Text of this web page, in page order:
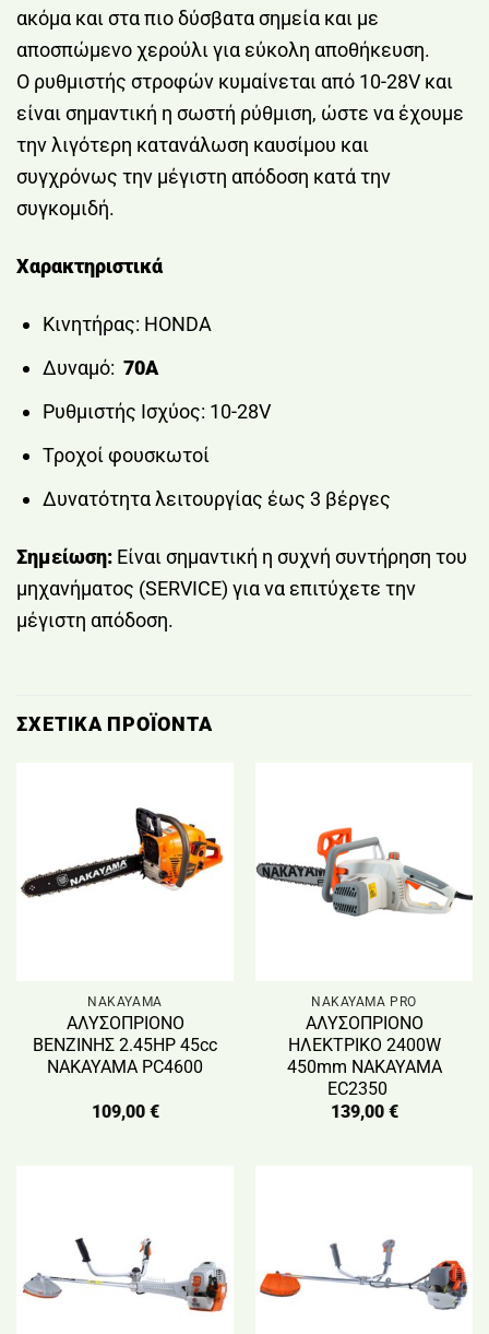
ακόμα και στα πιο δύσβατα σημεία και με
αποσπώμενο χερούλι για εύκολη αποθήκευση.
Ο ρυθμιστής στροφών κυμαίνεται από 10-28V και
είναι σημαντική η σωστή ρύθμιση, ώστε να έχουμε
την λιγότερη κατανάλωση καυσίμου και
συγχρόνως την μέγιστη απόδοση κατά την
συγκομιδή.
Χαρακτηριστικά
Κινητήρας: HONDA
Δυναμό: 70A
Ρυθμιστής Ισχύος: 10-28V
Τροχοί φουσκωτοί
Δυνατότητα λειτουργίας έως 3 βέργες
Σημείωση: Είναι σημαντική η συχνή συντήρηση του
μηχανήματος (SERVICE) για να επιτύχετε την
μέγιστη απόδοση.
ΣΧΕΤΙΚΆ ΠΡΟΪΌΝΤΑ
NAKAYAMA
ΑΛΥΣΟΠΡΙΟΝΟ
ΒΕΝΖΙΝΗΣ 2.45HP 45cc
NAKAYAMA PC4600
109,00 €
NAKAYAMA PRO
ΑΛΥΣΟΠΡΙΟΝΟ
ΗΛΕΚΤΡΙΚΟ 2400W
450mm NAKAYAMA
EC2350
139,00 €